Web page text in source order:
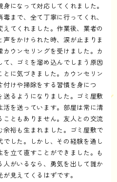
になって対応してくれました。
まで、全て丁寧に行ってくれ、
てくれました。作業後、業者の
をかけられた時、涙が止まりま
ウンセリングを受けました。カ
、ゴミを溜め込んでしまう原因
に気づきました。カウンセリン
けや掃除をする習慣を身につ
送るようになりました。ゴミ屋敷
を送っています。部屋は常に清
ともありません。友人との交流
余裕も生まれました。ゴミ屋敷で
した。しかし、その経験を通し
立て直すことができました。も
人がいるなら、勇気を出して誰か
見えてくるはずです。